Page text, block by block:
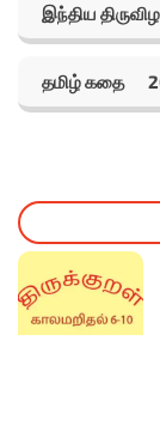
இந்திய
தமிழ் கதை